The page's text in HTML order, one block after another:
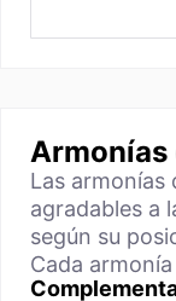
Armonías
Las armonías
agradables a
según su
Cada